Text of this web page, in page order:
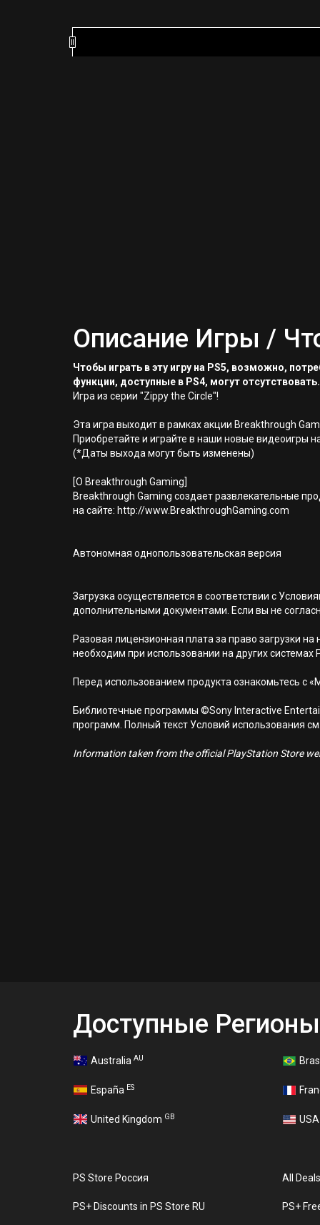
Описание Игры /
Чтобы играть в эту игру на PS5, возможно,
функции, доступные в PS4, могут
Игра из серии "Zippy the Circle"!
Эта игра выходит в рамках акции Breakthrough
Приобретайте и играйте в наши новые видеоигры
(*Даты выхода могут быть изменены)
[О Breakthrough Gaming]
Breakthrough Gaming создает развлекательные
на сайте: http://www.BreakthroughGaming.com
Автономная однопользовательская версия
Загрузка осуществляется в соответствии с
дополнительными документами. Если вы не
Разовая лицензионная плата за право загрузки
необходим при использовании на других системах
Перед использованием продукта ознакомьтесь с
Библиотечные программы ©Sony Interactive
программ. Полный текст Условий использования
Information taken from the official PlayStation Store
Доступные Регионы
Australia AU
España ES
United Kingdom GB USA
PS Store Россия All
PS+ Discounts in PS Store RU PS+